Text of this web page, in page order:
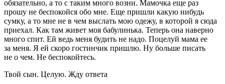
обязательно, а то с таким много возни. Мамочка еще раз
прошу не беспокойся обо мне. Еще пришли какую нибудь
сумку, а то мне не в чем выслать мою одежу, в которой я сюда
приехал. Как там живет моя бабулинька. Теперь она наверно
много спит. Ей ведь меня будить не надо. Поцелуй мама ее
за меня. Я ей скоро гостинчик пришлю. Ну больше писать
не о чем. Не беспокойтесь.
Твой сын. Целую. Жду ответа